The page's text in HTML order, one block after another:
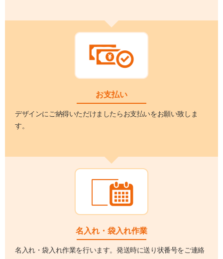
お支払い
デザインにご納得いただけましたらお支払いをお願い致しま
す。
名入れ・袋入れ作業
名入れ・袋入れ作業を行います。発送時に送り状番号をご連絡